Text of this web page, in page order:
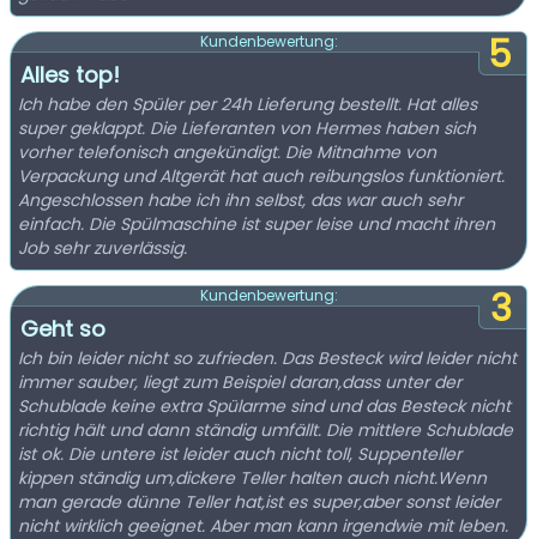
5
Kundenbewertung:
Alles top!
Ich habe den Spüler per 24h Lieferung bestellt. Hat alles
super geklappt. Die Lieferanten von Hermes haben sich
vorher telefonisch angekündigt. Die Mitnahme von
Verpackung und Altgerät hat auch reibungslos funktioniert.
Angeschlossen habe ich ihn selbst, das war auch sehr
einfach. Die Spülmaschine ist super leise und macht ihren
Job sehr zuverlässig.
3
Kundenbewertung:
Geht so
Ich bin leider nicht so zufrieden. Das Besteck wird leider nicht
immer sauber, liegt zum Beispiel daran,dass unter der
Schublade keine extra Spülarme sind und das Besteck nicht
richtig hält und dann ständig umfällt. Die mittlere Schublade
ist ok. Die untere ist leider auch nicht toll, Suppenteller
kippen ständig um,dickere Teller halten auch nicht.Wenn
man gerade dünne Teller hat,ist es super,aber sonst leider
nicht wirklich geeignet. Aber man kann irgendwie mit leben.